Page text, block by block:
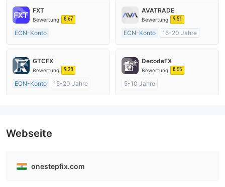
FXT
Bewertung 8.67
ECN-Konto
AustralienRegulierung
Market Making (MM)
AVATRADE
Bewertung 9.51
ECN-Konto
15-20 Jahre
Market Making (MM)
MT4-Volllizenz
GTCFX
Bewertung 9.23
ECN-Konto
15-20 Jahre
DecodeFX
Bewertung 8.55
5-10 Jahre
Webseite
onestepfix.com